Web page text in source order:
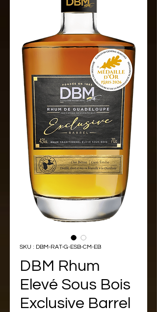
SKU : DBM-RAT-G-ESB-CM-EB
DBM Rhum
Elevé Sous Bois
Exclusive Barrel